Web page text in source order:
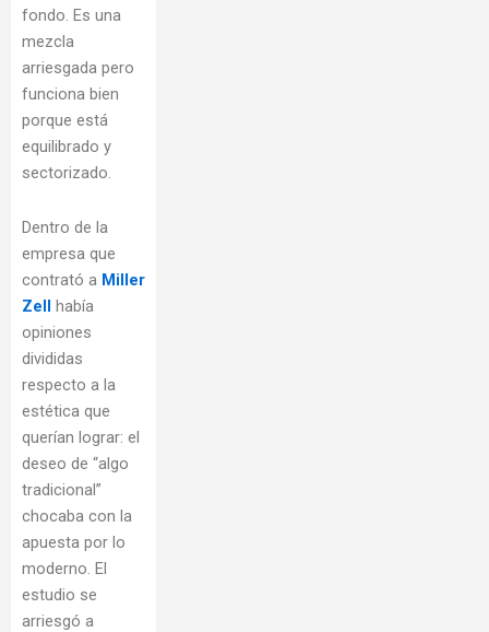
fondo. Es una
mezcla
arriesgada pero
funciona bien
porque está
equilibrado y
sectorizado.
Dentro de la
empresa que
contrató a Miller
Zell había
opiniones
divididas
respecto a la
estética que
querían lograr: el
deseo de “algo
tradicional”
chocaba con la
apuesta por lo
moderno. El
estudio se
arriesgó a